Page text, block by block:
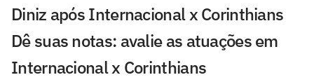
Diniz após Internacional x Corinthians
Dê suas notas: avalie as atuações em
Internacional x Corinthians